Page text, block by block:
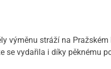
výměnu stráží na Pražském
se vydařila i díky pěknému